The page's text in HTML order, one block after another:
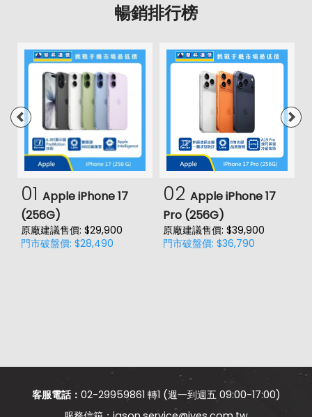
暢銷排行榜
01 Apple iPhone 17
(256G)
原廠建議售價: $29,900
門市破盤價: $28,490
02 Apple iPhone 17
Pro (256G)
原廠建議售價: $39,900
門市破盤價: $36,790
客服電話： 02-29959861 轉1 (週一到週五 09:00-17:00)